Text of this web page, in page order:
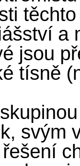
a
jsou
tísně
svým